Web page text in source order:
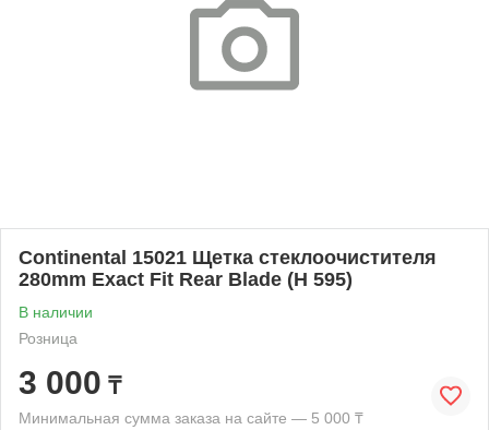
Continental 15021 Щетка стеклоочистителя
280mm Exact Fit Rear Blade (H 595)
В наличии
Розница
3 000 ₸
Минимальная сумма заказа на сайте — 5 000 ₸